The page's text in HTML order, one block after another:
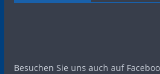
Besuchen Sie uns auch auf